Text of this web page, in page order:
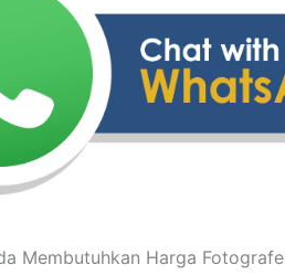
Membutuhkan Harga